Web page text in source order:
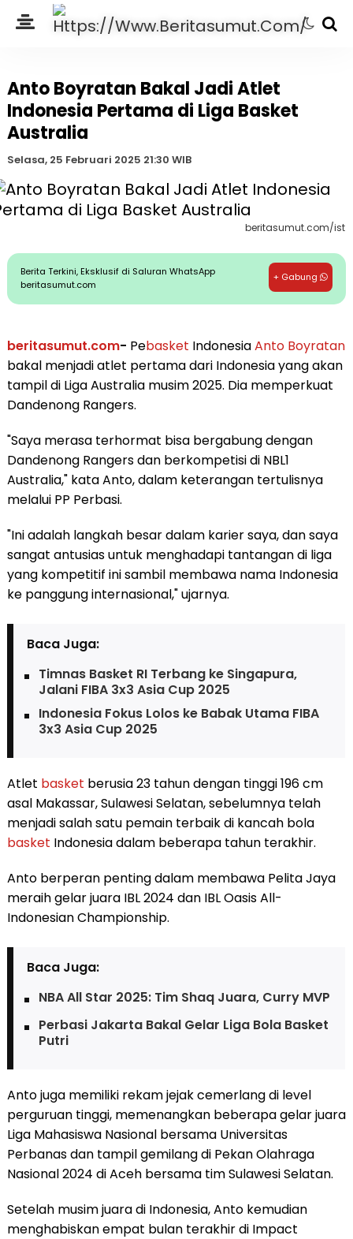
Anto Boyratan Bakal Jadi Atlet
Indonesia Pertama di Liga Basket
Australia
Selasa, 25 Februari 2025 21:30 WIB
beritasumut.com/ist
Berita Terkini, Eksklusif di Saluran WhatsApp
beritasumut.com
+ Gabung
beritasumut.com- Pebasket IndonesiaAnto Boyratan
bakal menjadi atlet pertama dari Indonesia yang akan
tampil di Liga Australia musim 2025. Dia memperkuat
Dandenong Rangers.
"Saya merasa terhormat bisa bergabung dengan
Dandenong Rangers dan berkompetisi di NBL1
Australia," kata Anto, dalam keterangan tertulisnya
melalui PP Perbasi.
"Ini adalah langkah besar dalam karier saya, dan saya
sangat antusias untuk menghadapi tantangan di liga
yang kompetitif ini sambil membawa nama Indonesia
ke panggung internasional," ujarnya.
Baca Juga:
Timnas Basket RI Terbang ke Singapura,
Jalani FIBA 3x3 Asia Cup 2025
Indonesia Fokus Lolos ke Babak Utama FIBA
3x3 Asia Cup 2025
Atlet basket berusia 23 tahun dengan tinggi 196 cm
asal Makassar, Sulawesi Selatan, sebelumnya telah
menjadi salah satu pemain terbaik di kancah bola
basket Indonesia dalam beberapa tahun terakhir.
Anto berperan penting dalam membawa Pelita Jaya
meraih gelar juara IBL 2024 dan IBL Oasis All-
Indonesian Championship.
Baca Juga:
NBA All Star 2025: Tim Shaq Juara, Curry MVP
Perbasi Jakarta Bakal Gelar Liga Bola Basket
Putri
Anto juga memiliki rekam jejak cemerlang di level
perguruan tinggi, memenangkan beberapa gelar juara
Liga Mahasiswa Nasional bersama Universitas
Perbanas dan tampil gemilang di Pekan Olahraga
Nasional 2024 di Aceh bersama tim Sulawesi Selatan.
Setelah musim juara di Indonesia, Anto kemudian
menghabiskan empat bulan terakhir di Impact